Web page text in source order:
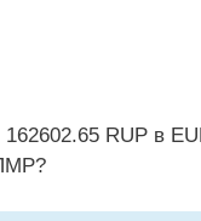
162602.65 RUP в